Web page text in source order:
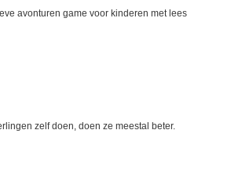
avonturen game voor kinderen met lees
zelf doen, doen ze meestal beter.